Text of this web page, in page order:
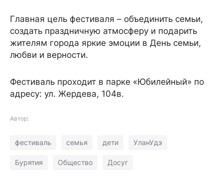
Главная цель фестиваля – объединить семьи,
создать праздничную атмосферу и подарить
жителям города яркие эмоции в День семьи,
любви и верности.
Фестиваль проходит в парке «Юбилейный» по
адресу: ул. Жердева, 104в.
Автор:
фестиваль семья дети УланУдэ
Бурятия Общество Досуг